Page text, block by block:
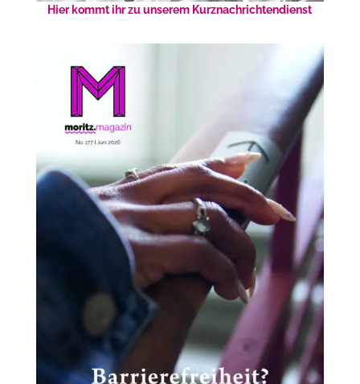
Hier kommt ihr zu unserem Kurznachrichtendienst